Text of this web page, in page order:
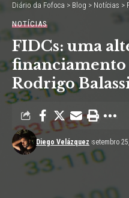
Diário da Fofoca > Blog > Notícias >
NOTÍCIAS
FIDCs: uma
Rodrigo
Diego Velázquez setembro